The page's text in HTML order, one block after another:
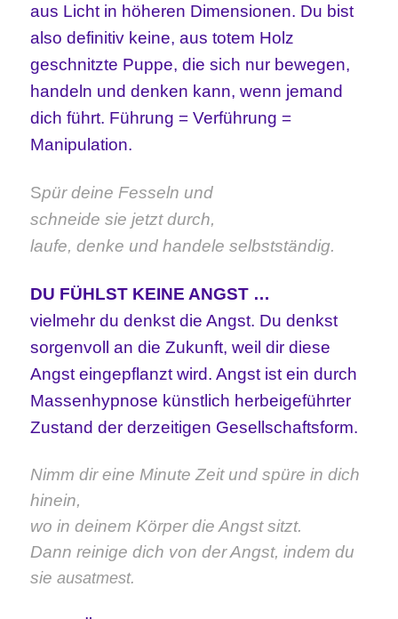
aus Licht in höheren Dimensionen. Du bist
also definitiv keine, aus totem Holz
geschnitzte Puppe, die sich nur bewegen,
handeln und denken kann, wenn jemand
dich führt. Führung = Verführung =
Manipulation.
Spür deine Fesseln und
schneide sie jetzt durch,
laufe, denke und handele selbstständig.
DU FÜHLST KEINE ANGST …
vielmehr du denkst die Angst. Du denkst
sorgenvoll an die Zukunft, weil dir diese
Angst eingepflanzt wird. Angst ist ein durch
Massenhypnose künstlich herbeigeführter
Zustand der derzeitigen Gesellschaftsform.
Nimm dir eine Minute Zeit und spüre in dich
hinein,
wo in deinem Körper die Angst sitzt.
Dann reinige dich von der Angst, indem du
sieausatmest.